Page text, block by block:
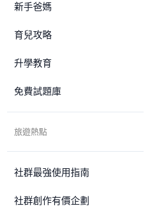
新手爸媽
育兒攻略
升學教育
免費試題庫
旅遊熱點
社群最強使用指南
社群創作有價企劃